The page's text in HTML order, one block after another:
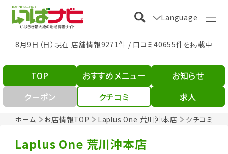
Language
8月9日（日）現在 店舗情報9271件 / 口コミ40655件を掲載中
ホーム お店情報TOP Laplus One 荒川沖本店 クチコミ
TOP おすすめメニュー
お知らせ
クーポン
クチコミ 求人
Laplus One 荒川沖本店